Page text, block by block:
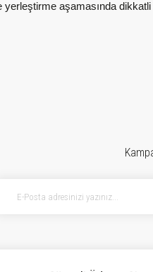
aşamasında dikkatli